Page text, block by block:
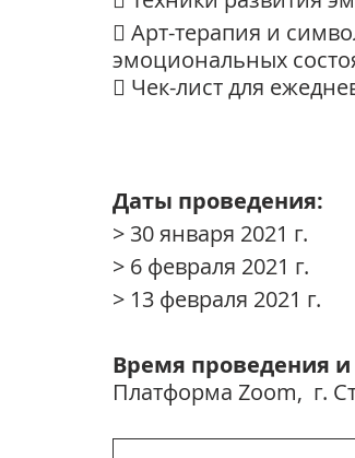
 Арт-терапия и
эмоциональных
 Чек-лист для
Даты проведения:
> 30 января 2021 г.
> 6 февраля 2021 г.
> 13 февраля 2021 г.
Время проведения
Платформа Zoom,  г.